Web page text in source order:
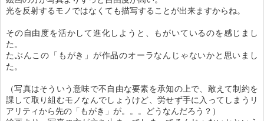
光を反射するモノではなくても描写することが出来ますからね。
その自由度を活かして進化しようと、もがいているのを感じまし
た。
たぶんこの「もがき」が作品のオーラなんじゃないかと思いまし
た。
（写真はそういう意味で不自由な要素を承知の上で、敢えて制約を
課して取り組むモノなんでしょうけど、労せず手に入ってしまうリ
アリティから先の「もがき」が。。。どうなんだろう？）